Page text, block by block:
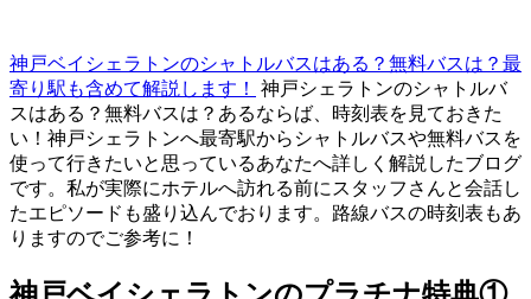
神戸ベイシェラトンのシャトルバスはある？無料バスは？最
寄り駅も含めて解説します！
神戸シェラトンのシャトルバ
スはある？無料バスは？あるならば、時刻表を見ておきた
い！神戸シェラトンへ最寄駅からシャトルバスや無料バスを
使って行きたいと思っているあなたへ詳しく解説したブログ
です。私が実際にホテルへ訪れる前にスタッフさんと会話し
たエピソードも盛り込んでおります。路線バスの時刻表もあ
りますのでご参考に！